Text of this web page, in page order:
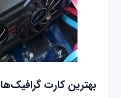
بهترین کارت گرافیک‌ها